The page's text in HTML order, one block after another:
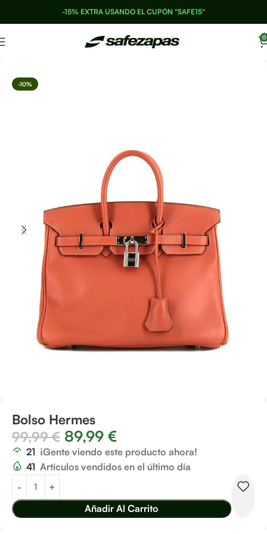
-15% EXTRA USANDO EL CUPÓN "SAFE15"
0
-10%
Bolso Hermes
99,99€ 89,99 €
21 ¡Gente viendo este producto ahora!
41 Artículos vendidos en el último día
Añadir Al Carrito